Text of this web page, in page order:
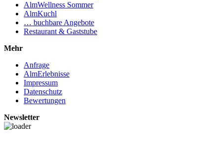
AlmWellness Sommer
AlmKuchl
… buchbare Angebote
Restaurant & Gaststube
Mehr
Anfrage
AlmErlebnisse
Impressum
Datenschutz
Bewertungen
Newsletter